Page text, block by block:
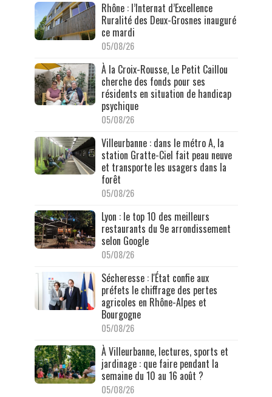
Rhône : l’Internat d’Excellence
Ruralité des Deux-Grosnes inauguré
ce mardi
05/08/26
À la Croix-Rousse, Le Petit Caillou
cherche des fonds pour ses
résidents en situation de handicap
psychique
05/08/26
Villeurbanne : dans le métro A, la
station Gratte-Ciel fait peau neuve
et transporte les usagers dans la
forêt
05/08/26
Lyon : le top 10 des meilleurs
restaurants du 9e arrondissement
selon Google
05/08/26
Sécheresse : l'État confie aux
préfets le chiffrage des pertes
agricoles en Rhône-Alpes et
Bourgogne
05/08/26
À Villeurbanne, lectures, sports et
jardinage : que faire pendant la
semaine du 10 au 16 août ?
05/08/26